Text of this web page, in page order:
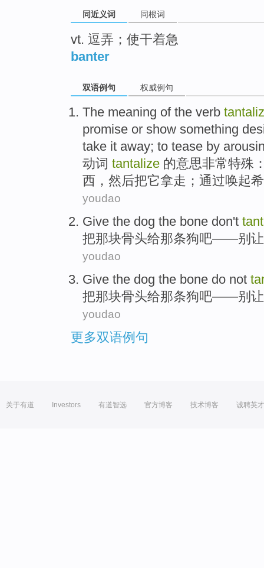
同近义词 同根词
vt. 逗弄；使干着急
banter
双语例句 权威例句
The meaning ofthe verb
promise or show something
take it away; to tease by
动词 tantalize 的意思非常特殊
西 ， 然后把它拿走 ； 通过唤起
youdao
Give the dog the bone don't
把那块骨头给那条狗吧——别
youdao
Give the dog the bone do not
把那块骨头给那条狗吧——别让
youdao
更多双语例句
关于有道 Investors 有道智选 官方博客 技术博客 诚聘英才